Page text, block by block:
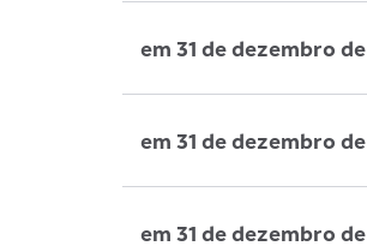
em 31 de dezembro
em 31 de dezembro
em 31 de dezembro de